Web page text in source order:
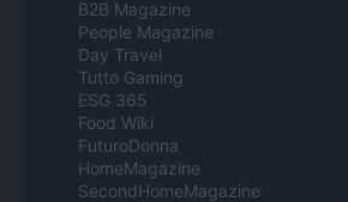
B2B Magazine
People Magazine
Day Travel
Tutto Gaming
ESG 365
Food Wiki
FuturoDonna
HomeMagazine
SecondHomeMagazine